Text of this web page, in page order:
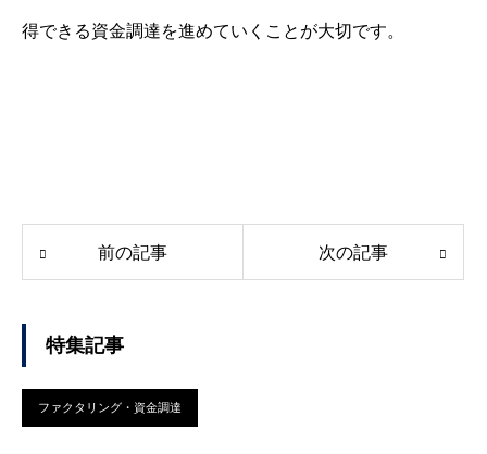
得できる資金調達を進めていくことが大切です。
前の記事 次の記事
特集記事
ファクタリング・資金調達